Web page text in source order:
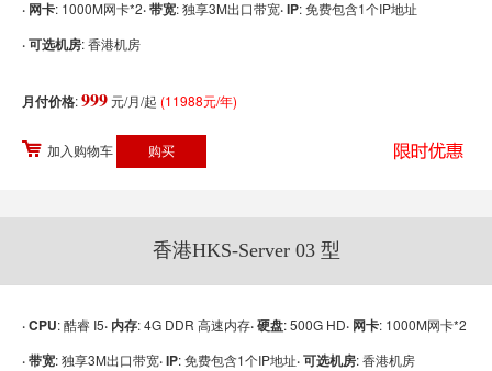
· 网卡: 1000M网卡*2· 带宽: 独享3M出口带宽· IP: 免费包含1个IP地址
· 可选机房: 香港机房
月付价格:999元/月/起 (11988元/年)
加入购物车
香港HKS-Server 03 型
· CPU: 酷睿 I5· 内存: 4G DDR 高速内存· 硬盘: 500G HD· 网卡: 1000M网卡*2
· 带宽: 独享3M出口带宽· IP: 免费包含1个IP地址· 可选机房: 香港机房